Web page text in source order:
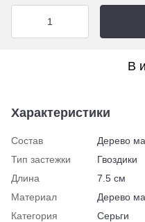
В
Характеристики
Состав
Дерево
Тип застежки
Гвоздики
Длина
7.5 см
Материал
Дерево
Категория
Серьги